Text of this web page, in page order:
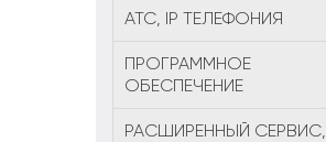
АТС, IP ТЕЛЕФОНИЯ
ПРОГРАММНОЕ
ОБЕСПЕЧЕНИЕ
РАСШИРЕННЫЙ СЕРВИС,